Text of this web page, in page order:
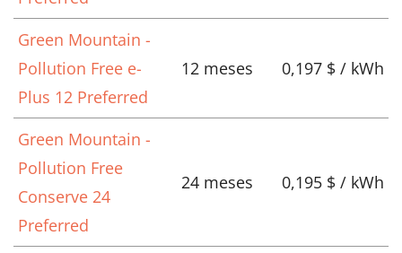
Green Mountain -
Pollution Free e-
Plus 12 Preferred
12 meses 0,197 $ / kWh
Green Mountain -
Pollution Free
Conserve 24
Preferred
24 meses 0,195 $ / kWh